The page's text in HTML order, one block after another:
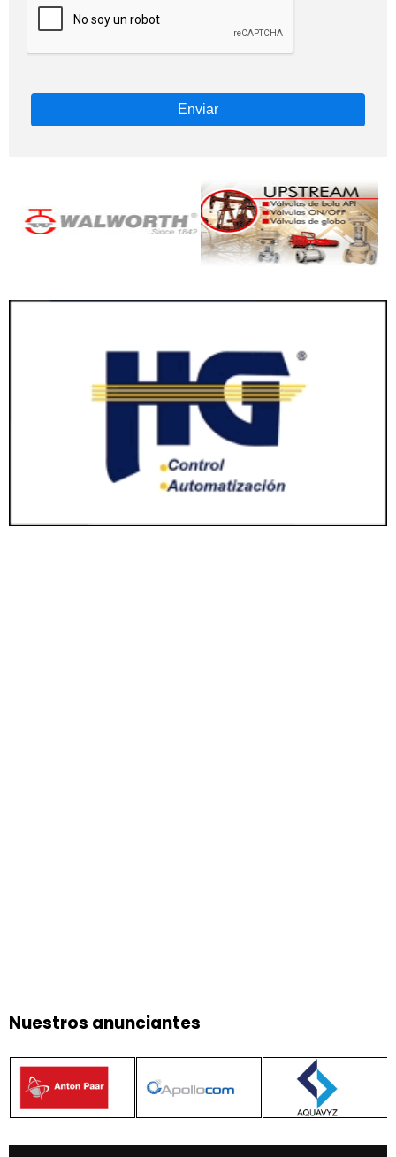
Enviar
Nuestros anunciantes